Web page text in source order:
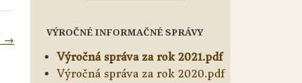
→
VÝROČNÉ INFORMAČNÉ SPRÁVY
Výročná správa za rok 2021.pdf
Výročná správa za rok 2020.pdf